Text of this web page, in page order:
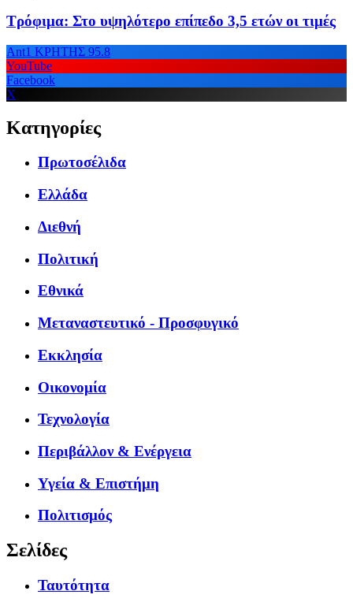
Τρόφιμα: Στο υψηλότερο επίπεδο 3,5 ετών οι τιμές
Ant1 ΚΡΗΤΗΣ 95.8
YouTube
Facebook
X
Κατηγορίες
Πρωτοσέλιδα
Ελλάδα
Διεθνή
Πολιτική
Εθνικά
Μεταναστευτικό - Προσφυγικό
Εκκλησία
Οικονομία
Τεχνολογία
Περιβάλλον & Ενέργεια
Υγεία & Επιστήμη
Πολιτισμός
Σελίδες
Ταυτότητα